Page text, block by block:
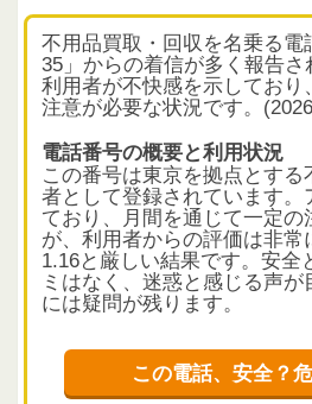
不用品買取・回収を名乗る電
35」からの着信が多く報告
利用者が不快感を示しており
注意が必要な状況です。
電話番号の概要と利用状況
この番号は東京を拠点とす
者として登録されています。
ており、月間を通じて一定の
が、利用者からの評価は非常
1.16と厳しい結果です。安全
ミはなく、迷惑と感じる声
には疑問が残ります。
クチコミから読み解く電話の
多くのクチコミでは、電話の
たり、強引な営業が指摘され
この電話、安全？